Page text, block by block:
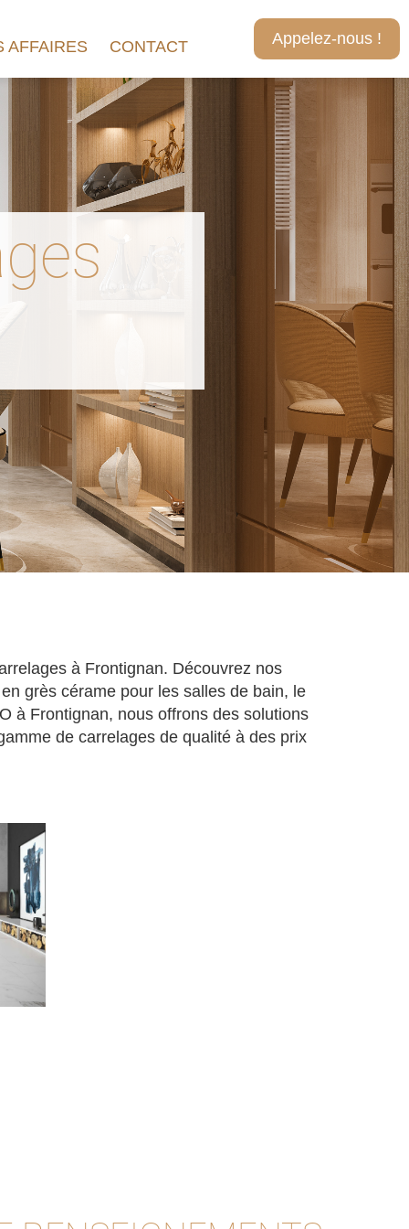
Appelez-nous !
AFFAIRES CONTACT
à Frontignan. Découvrez nos
grès cérame pour les salles de bain, le
à Frontignan, nous offrons des solutions
de carrelages de qualité à des prix